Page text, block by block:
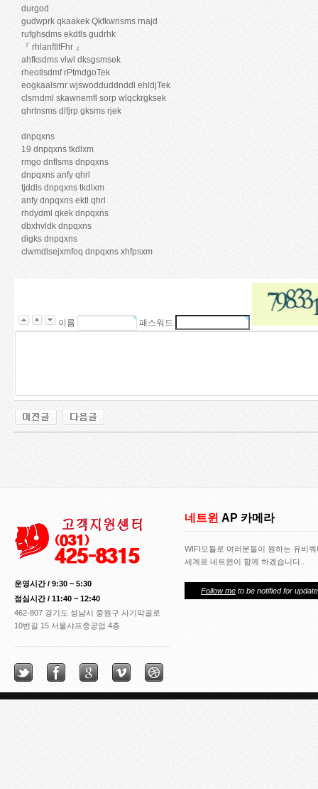
durgod
gudwprk qkaakek Qkfkwnsms rnajd
rufghsdms ekdtls gudrhk
『 rhlanftlfFhr 』
ahfksdms vlwl dksgsmsek
rheotlsdmf rPtmdgoTek
eogkaalsrnr wjswodduddnddl ehldjTek
clsrndml skawnemfl sorp wlqckrgksek
qhrtnsms dlfjrp gksms rjek
dnpqxns
19 dnpqxns tkdlxm
rmgo dnflsms dnpqxns
dnpqxns anfy qhrl
tjddls dnpqxns tkdlxm
anfy dnpqxns ektl qhrl
rhdydml qkek dnpqxns
dbxhvldk dnpqxns
digks dnpqxns
clwmdlsejxmfoq dnpqxns xhfpsxm
k
r.
블
로
그
n
r
o
n
e
y
m
v
이름 패스워드
운영시간 / 9:30 ~ 5:30
점심시간 / 11:40 ~ 12:40
462-807 경기도 성남시 중원구 사기막골로
10번길 15 서울샤프중공업 4층
네트윈 AP 카메라
WIFI모듈로 여러분들이 원하는 유비
세계로 네트윈이 함께 하겠습니다..
Follow me to be notified for